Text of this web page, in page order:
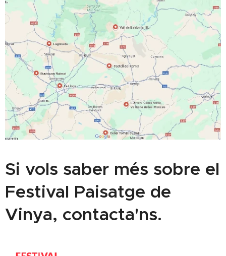
Si vols saber més sobre el
Festival Paisatge de
Vinya, contacta'ns.